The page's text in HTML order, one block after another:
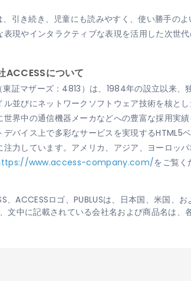
、引き続き、児童にも読みやすく、使い勝手の
表現やインタラクティブな表現を活用した次世
ACCESSについて
東証マザーズ：4813）は、1984年の設立以来
ル並びにネットワークソフトウェア技術を核と
世界中の通信機器メーカなどへの豊富な採用実
デバイス上で多彩なサービスを実現するHTML5
注力しています。アメリカ、アジア、ヨーロッ
www.access-company.com/をご覧く
、ACCESSロゴ、PUBLUSは、日本国、米国、
文中に記載されている会社名および商品名は、